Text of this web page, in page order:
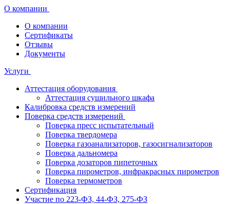
О компании
О компании
Сертификаты
Отзывы
Документы
Услуги
Аттестация оборудования
Аттестация сушильного шкафа
Калибровка средств измерений
Поверка средств измерений
Поверка пресс испытательный
Поверка твердомера
Поверка газоанализаторов, газосигнализаторов
Поверка дальномера
Поверка дозаторов пипеточных
Поверка пирометров, инфракрасных пирометров
Поверка термометров
Сертификация
Участие по 223-ФЗ, 44-ФЗ, 275-ФЗ